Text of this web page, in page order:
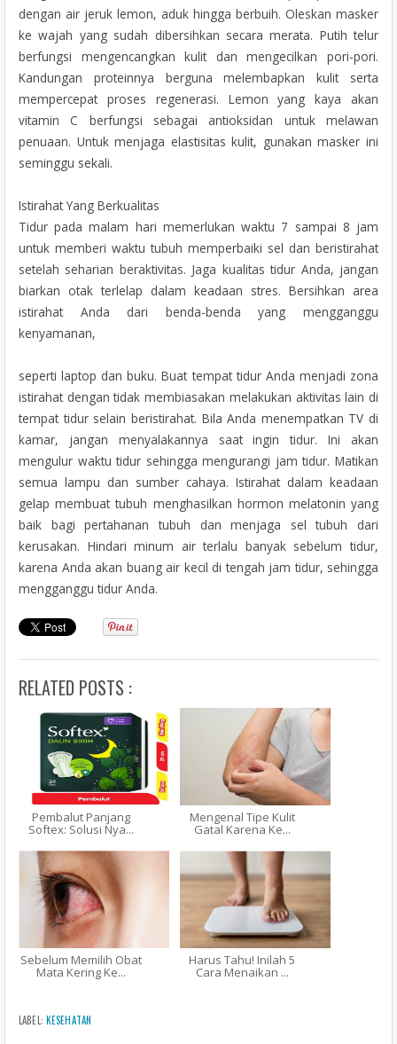
dengan air jeruk lemon, aduk hingga berbuih. Oleskan masker
ke wajah yang sudah dibersihkan secara merata. Putih telur
berfungsi mengencangkan kulit dan mengecilkan pori-pori.
Kandungan proteinnya berguna melembapkan kulit serta
mempercepat proses regenerasi. Lemon yang kaya akan
vitamin C berfungsi sebagai antioksidan untuk melawan
penuaan. Untuk menjaga elastisitas kulit, gunakan masker ini
seminggu sekali.
Istirahat Yang Berkualitas
Tidur pada malam hari memerlukan waktu 7 sampai 8 jam
untuk memberi waktu tubuh memperbaiki sel dan beristirahat
setelah seharian beraktivitas. Jaga kualitas tidur Anda, jangan
biarkan otak terlelap dalam keadaan stres. Bersihkan area
istirahat Anda dari benda-benda yang mengganggu
kenyamanan,
seperti laptop dan buku. Buat tempat tidur Anda menjadi zona
istirahat dengan tidak membiasakan melakukan aktivitas lain di
tempat tidur selain beristirahat. Bila Anda menempatkan TV di
kamar, jangan menyalakannya saat ingin tidur. Ini akan
mengulur waktu tidur sehingga mengurangi jam tidur. Matikan
semua lampu dan sumber cahaya. Istirahat dalam keadaan
gelap membuat tubuh menghasilkan hormon melatonin yang
baik bagi pertahanan tubuh dan menjaga sel tubuh dari
kerusakan. Hindari minum air terlalu banyak sebelum tidur,
karena Anda akan buang air kecil di tengah jam tidur, sehingga
mengganggu tidur Anda.
RELATED POSTS :
Pembalut Panjang
Softex: Solusi Nya...
Mengenal Tipe Kulit
Gatal Karena Ke...
Sebelum Memilih Obat
Mata Kering Ke...
Harus Tahu! Inilah 5
Cara Menaikan ...
LABEL: KESEHATAN